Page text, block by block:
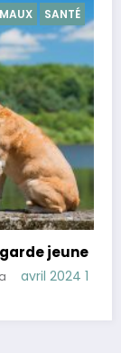
SANTÉ
hormone du
stress